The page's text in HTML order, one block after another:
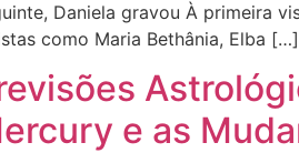
Daniela gravou À primeira
como Maria Bethânia, Elba […]
e as